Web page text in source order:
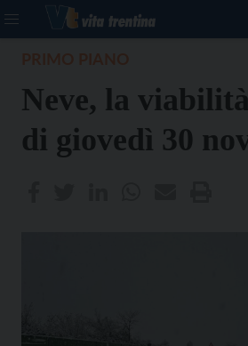
Neve, la
di giovedì 30